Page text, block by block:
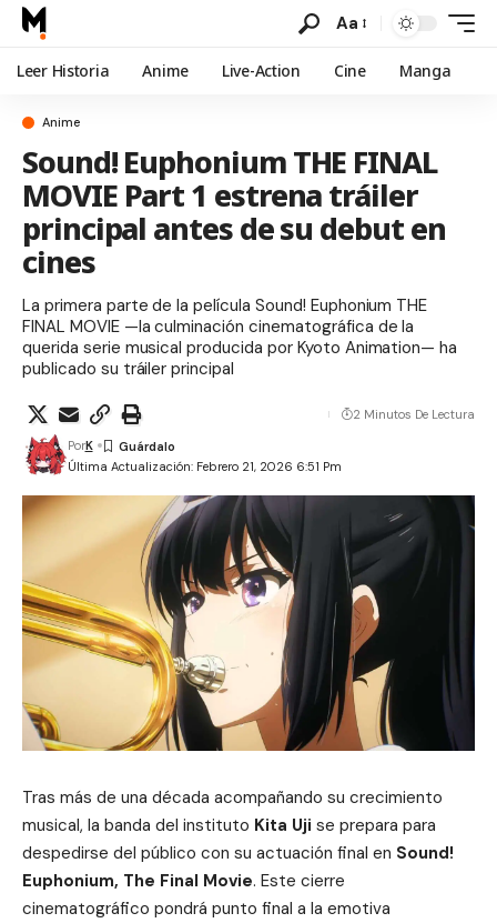
Aa
Leer Historia Anime Live-Action Cine Manga
Anime
Sound! Euphonium THE FINAL
MOVIE Part 1 estrena tráiler
principal antes de su debut en
cines
La primera parte de la película Sound! Euphonium THE
FINAL MOVIE —la culminación cinematográfica de la
querida serie musical producida por Kyoto Animation— ha
publicado su tráiler principal
Última Actualización: Febrero 21, 2026 6:51 Pm
PorK
2 Minutos De Lectura
Tras más de una década acompañando su crecimiento
musical, la banda del instituto Kita Uji se prepara para
despedirse del público con su actuación final en Sound!
Euphonium, The Final Movie. Este cierre
cinematográfico pondrá punto final a la emotiva